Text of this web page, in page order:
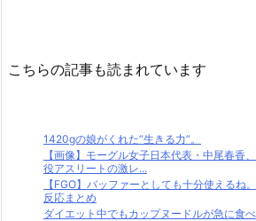
こちらの記事も読まれています
1420gの娘がくれた“生きる力”。
【画像】モーグル女子日本代表・中尾春
役アスリートの激レ...
【FGO】バッファーとしても十分使えるね
反応まとめ
ダイエット中でもカップヌードルが急に食